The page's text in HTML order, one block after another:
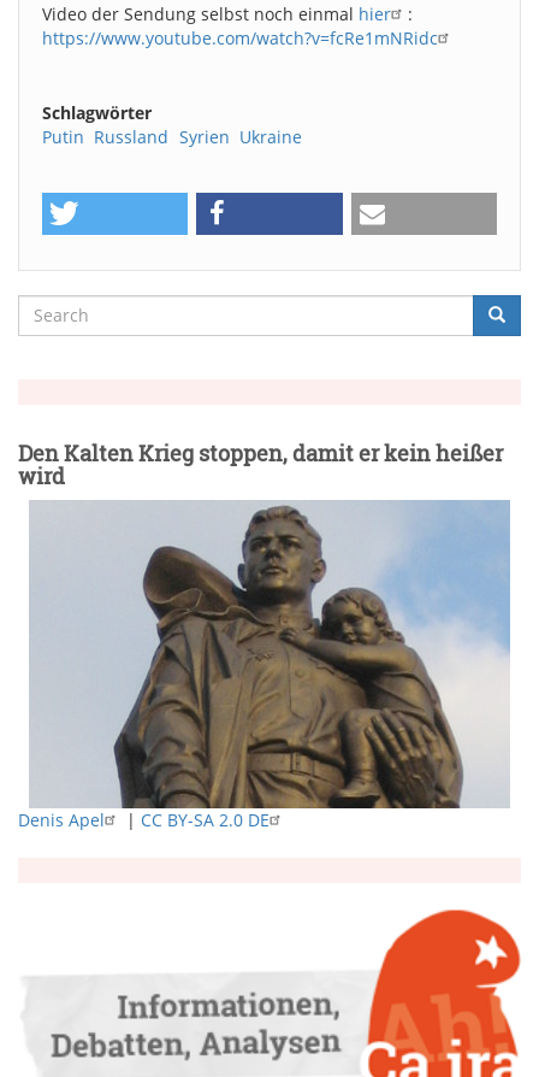
Video der Sendung selbst noch einmal hier
:
https://www.youtube.com/watch?v=fcRe1mNRidc
Schlagwörter
Putin Russland Syrien Ukraine
Suche
Search
Den Kalten Krieg stoppen, damit er kein heißer
wird
Denis Apel | CC BY-SA 2.0 DE